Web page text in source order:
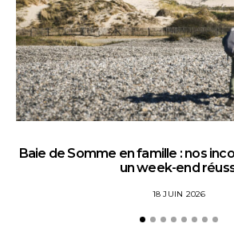
Baie de Somme en famille : nos
un week-end
18 JUIN 2026